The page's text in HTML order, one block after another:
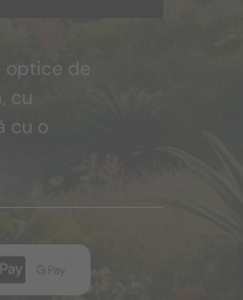
optice de
cu
cu o